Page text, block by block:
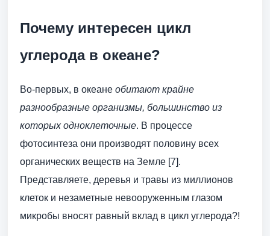
Почему интересен цикл
углерода в океане?
Во-первых, в океане обитают крайне
разнообразные организмы, большинство из
которых одноклеточные. В процессе
фотосинтеза они производят половину всех
органических веществ на Земле [7].
Представляете, деревья и травы из миллионов
клеток и незаметные невооруженным глазом
микробы вносят равный вклад в цикл углерода?!